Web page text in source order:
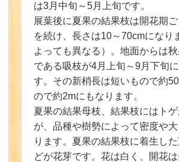
は3月中旬～5月上旬です。
展葉後に夏果の結果枝は開花期
を続け、長さは10～70cmになり
よっても異なる）。地面からは
である吸枝が4月上旬～9月下旬
す。その新梢長は短いもので約
ので約2mにもなります。
夏果の結果母枝、結果枝にはト
が、品種や樹勢によって密度や
ります。夏果の結果枝に着生し
どが花芽です。花は白く、開花